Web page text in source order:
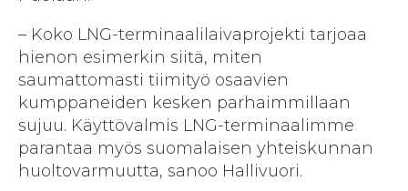
– Koko LNG-terminaalilaivaprojekti tarjoaa
hienon esimerkin siitä, miten
saumattomasti tiimityö osaavien
kumppaneiden kesken parhaimmillaan
sujuu. Käyttövalmis LNG-terminaalimme
parantaa myös suomalaisen yhteiskunnan
huoltovarmuutta, sanoo Hallivuori.